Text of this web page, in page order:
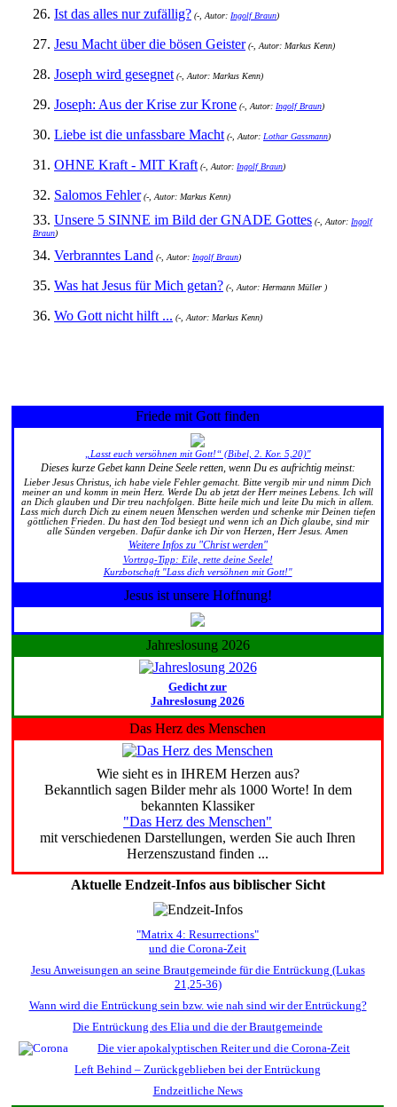
26. Ist das alles nur zufällig? (-, Autor: Ingolf Braun)
27. Jesu Macht über die bösen Geister(-, Autor: Markus Kenn)
28. Joseph wird gesegnet (-, Autor: Markus Kenn)
29. Joseph: Aus der Krise zur Krone (-, Autor: Ingolf Braun)
30. Liebe ist die unfassbare Macht (-, Autor: Lothar Gassmann)
31. OHNE Kraft - MIT Kraft (-, Autor: Ingolf Braun)
32. Salomos Fehler(-, Autor: Markus Kenn)
33. Unsere 5 SINNE im Bild der GNADE Gottes (-, Autor: Ingolf
Braun)
34. Verbranntes Land (-, Autor: Ingolf Braun)
35. Was hat Jesus für Mich getan? (-, Autor: Hermann Müller )
36. Wo Gott nicht hilft ... (-, Autor: Markus Kenn)
Friede mit Gott finden
„Lasst euch versöhnen mit Gott!“ (Bibel, 2. Kor. 5,20)"
Dieses kurze Gebet kann Deine Seele retten, wenn Du es aufrichtig meinst:
Lieber Jesus Christus, ich habe viele Fehler gemacht. Bitte vergib mir und nimm Dich
meiner an und komm in mein Herz. Werde Du ab jetzt der Herr meines Lebens. Ich will
an Dich glauben und Dir treu nachfolgen. Bitte heile mich und leite Du mich in allem.
Lass mich durch Dich zu einem neuen Menschen werden und schenke mir Deinen tiefen
göttlichen Frieden. Du hast den Tod besiegt und wenn ich an Dich glaube, sind mir
alle Sünden vergeben. Dafür danke ich Dir von Herzen, Herr Jesus. Amen
Weitere Infos zu "Christ werden"
Vortrag-Tipp: Eile, rette deine Seele!
Kurzbotschaft "Lass dich versöhnen mit Gott!"
Jesus ist unsere Hoffnung!
Jahreslosung 2026
Gedicht zur
Jahreslosung 2026
Das Herz des Menschen
Wie sieht es in IHREM Herzen aus?
Bekanntlich sagen Bilder mehr als 1000 Worte! In dem
bekannten Klassiker
"Das Herz des Menschen"
mit verschiedenen Darstellungen, werden Sie auch Ihren
Herzenszustand finden ...
Aktuelle Endzeit-Infos aus biblischer Sicht
"Matrix 4: Resurrections"
und die Corona-Zeit
Jesu Anweisungen an seine Brautgemeinde für die Entrückung (Lukas
21,25-36)
Wann wird die Entrückung sein bzw. wie nah sind wir der Entrückung?
Die Entrückung des Elia und die der Brautgemeinde
Die vier apokalyptischen Reiter und die Corona-Zeit
Left Behind – Zurückgeblieben bei der Entrückung
Endzeitliche News